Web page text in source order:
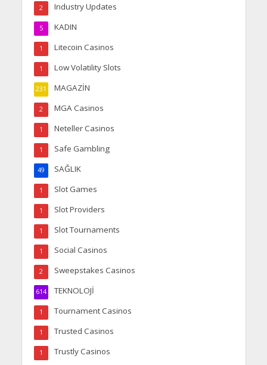
Industry Updates
2
KADIN
5
Litecoin Casinos
1
Low Volatility Slots
1
MAGAZİN
231
MGA Casinos
2
Neteller Casinos
1
Safe Gambling
1
SAĞLIK
49
Slot Games
1
Slot Providers
1
Slot Tournaments
1
Social Casinos
1
Sweepstakes Casinos
2
TEKNOLOJİ
614
Tournament Casinos
1
Trusted Casinos
1
Trustly Casinos
1